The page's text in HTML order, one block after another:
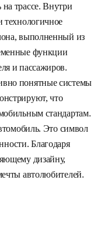
на трассе. Внутри
технологичное
выполненный из
функции
и пассажиров.
понятные системы
что
стандартам.
Это символ
Благодаря
дизайну,
автолюбителей.